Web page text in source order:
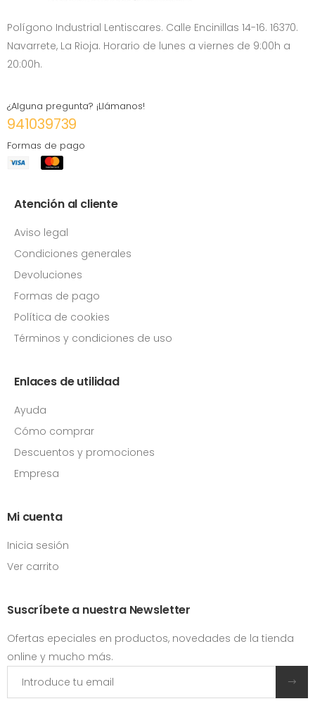
Polígono Industrial Lentiscares. Calle Encinillas 14-16. 16370.
Navarrete, La Rioja. Horario de lunes a viernes de 9:00h a
20:00h.
¿Alguna pregunta? ¡Llámanos!
941039739
Formas de pago
Atención al cliente
Aviso legal
Condiciones generales
Devoluciones
Formas de pago
Política de cookies
Términos y condiciones de uso
Enlaces de utilidad
Ayuda
Cómo comprar
Descuentos y promociones
Empresa
Mi cuenta
Inicia sesión
Ver carrito
Suscríbete a nuestra Newsletter
Ofertas epeciales en productos, novedades de la tienda
online y mucho más.